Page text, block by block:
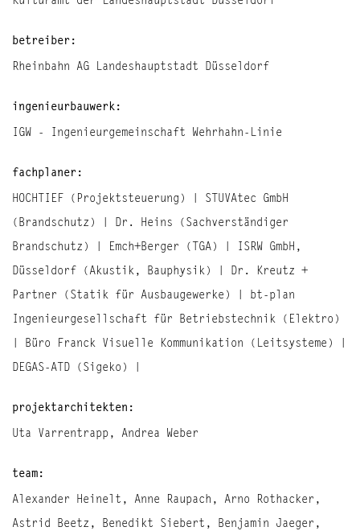
betreiber:
Rheinbahn AG Landeshauptstadt Düsseldorf
ingenieurbauwerk:
IGW - Ingenieurgemeinschaft Wehrhahn-Linie
fachplaner:
HOCHTIEF (Projektsteuerung) | STUVAtec GmbH
(Brandschutz) | Dr. Heins (Sachverständiger
Brandschutz) | Emch+Berger (TGA) | ISRW GmbH,
Düsseldorf (Akustik, Bauphysik) | Dr. Kreutz +
Partner (Statik für Ausbaugewerke) | bt-plan
Ingenieurgesellschaft für Betriebstechnik (Elektro)
| Büro Franck Visuelle Kommunikation (Leitsysteme) |
DEGAS-ATD (Sigeko) |
projektarchitekten:
Uta Varrentrapp, Andrea Weber
team:
Alexander Heinelt, Anne Raupach, Arno Rothacker,
Astrid Beetz, Benedikt Siebert, Benjamin Jaeger,